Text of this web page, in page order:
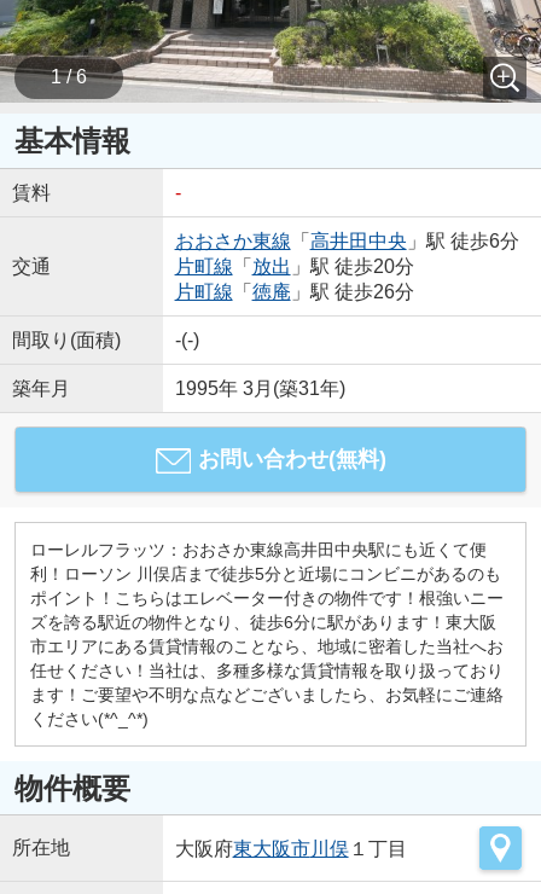
1 / 6
基本情報
賃料 -
交通
おおさか東線 「 高井田中央 」駅 徒歩6分
片町線 「 放出 」駅 徒歩20分
片町線 「 徳庵 」駅 徒歩26分
間取り(面積) -(-)
築年月 1995年 3月(築31年)
お問い合わせ(無料)
ローレルフラッツ：おおさか東線高井田中央駅にも近くて便
利！ローソン 川俣店まで徒歩5分と近場にコンビニがあるのも
ポイント！こちらはエレベーター付きの物件です！根強いニー
ズを誇る駅近の物件となり、徒歩6分に駅があります！東大阪
市エリアにある賃貸情報のことなら、地域に密着した当社へお
任せください！当社は、多種多様な賃貸情報を取り扱っており
ます！ご要望や不明な点などございましたら、お気軽にご連絡
ください(*^_^*)
物件概要
所在地 大阪府東大阪市川俣１丁目